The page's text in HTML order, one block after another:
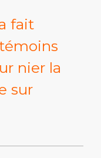
fait
nier la
sur